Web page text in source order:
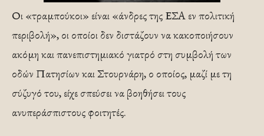
Οι «τραμπούκοι» είναι «άνδρες της ΕΣΑ εν πολιτική
περιβολή», οι οποίοι δεν διστάζουν να κακοποιήσουν
ακόμη και πανεπιστημιακό γιατρό στη συμβολή των
οδών Πατησίων και Στουρνάρη, ο οποίος, μαζί με τη
σύζυγό του, είχε σπεύσει να βοηθήσει τους
ανυπεράσπιστους φοιτητές.